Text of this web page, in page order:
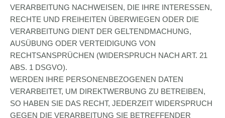
VERARBEITUNG NACHWEISEN, DIE IHRE INTERESSEN,
RECHTE UND FREIHEITEN ÜBERWIEGEN ODER DIE
VERARBEITUNG DIENT DER GELTENDMACHUNG,
AUSÜBUNG ODER VERTEIDIGUNG VON
RECHTSANSPRÜCHEN (WIDERSPRUCH NACH ART. 21
ABS. 1 DSGVO).
WERDEN IHRE PERSONENBEZOGENEN DATEN
VERARBEITET, UM DIREKTWERBUNG ZU BETREIBEN,
SO HABEN SIE DAS RECHT, JEDERZEIT WIDERSPRUCH
GEGEN DIE VERARBEITUNG SIE BETREFFENDER